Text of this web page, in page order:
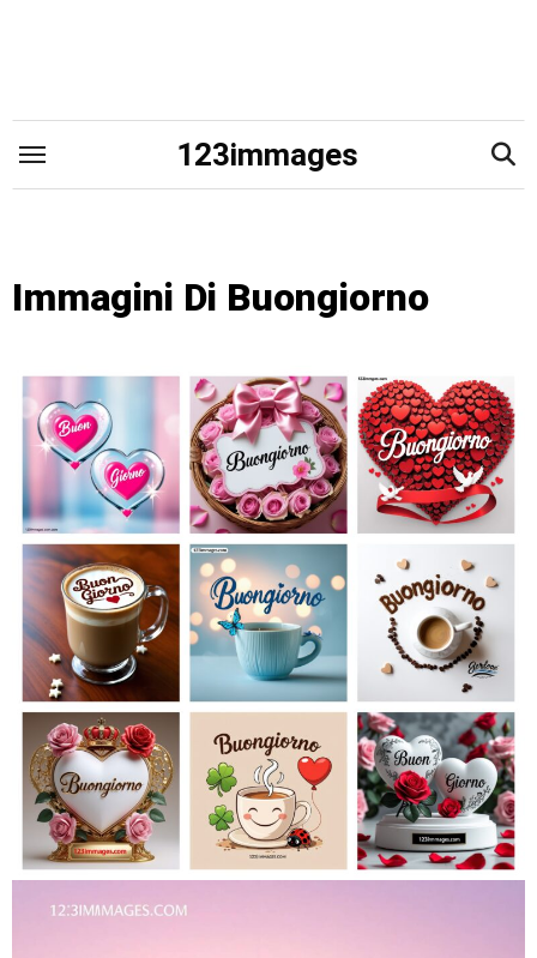
123immages
Immagini Di Buongiorno